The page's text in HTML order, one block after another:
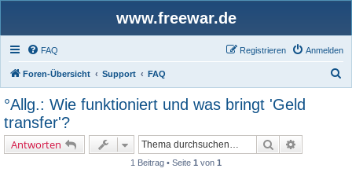
www.freewar.de
FAQ Anmelden
Registrieren
Foren-Übersicht Support FAQ
°Allg.: Wie funktioniert und was bringt 'Geld
transfer'?
Antworten Suche
1 Beitrag • Seite 1 von 1